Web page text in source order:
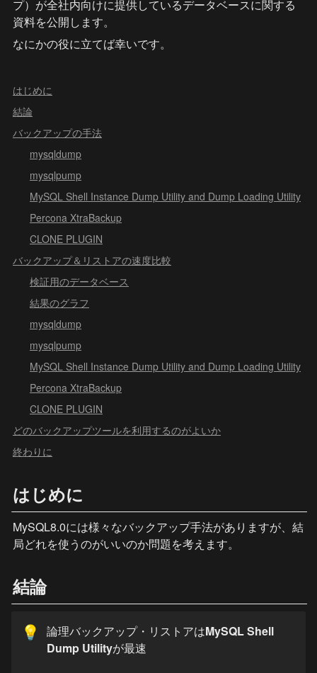
プ）が全社内向けに提供しているデータベースに関する
資料を公開します。
なにかの役に立てば幸いです。
はじめに
結論
バックアップの手法
mysqldump
mysqlpump
MySQL Shell Instance Dump Utility and Dump Loading Utility
Percona XtraBackup
CLONE PLUGIN
バックアップ＆リストアの速度比較
検証用のデータベース
結果のグラフ
mysqldump
mysqlpump
MySQL Shell Instance Dump Utility and Dump Loading Utility
Percona XtraBackup
CLONE PLUGIN
どのバックアップツールを利用するのがよいか
終わりに
はじめに
MySQL8.0には様々なバックアップ手法がありますが、結
局どれを使うのがいいのか問題を考えます。
結論
💡 論理バックアップ・リストアはMySQL Shell
Dump Utilityが最速